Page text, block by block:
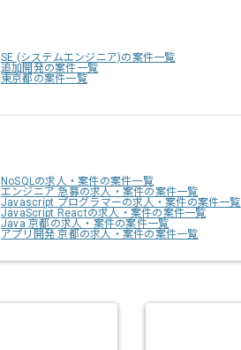
SE (システムエンジニア)の案件一覧
追加開発の案件一覧
東京都の案件一覧
NoSQLの求人・案件の案件一覧
エンジニア 急募の求人・案件の案件一覧
Javascript プログラマーの求人・案件の案件一覧
JavaScript Reactの求人・案件の案件一覧
Java 京都の求人・案件の案件一覧
アプリ開発 京都の求人・案件の案件一覧